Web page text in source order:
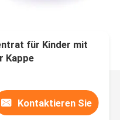
für Kinder mit
Kappe
Kontaktieren Sie